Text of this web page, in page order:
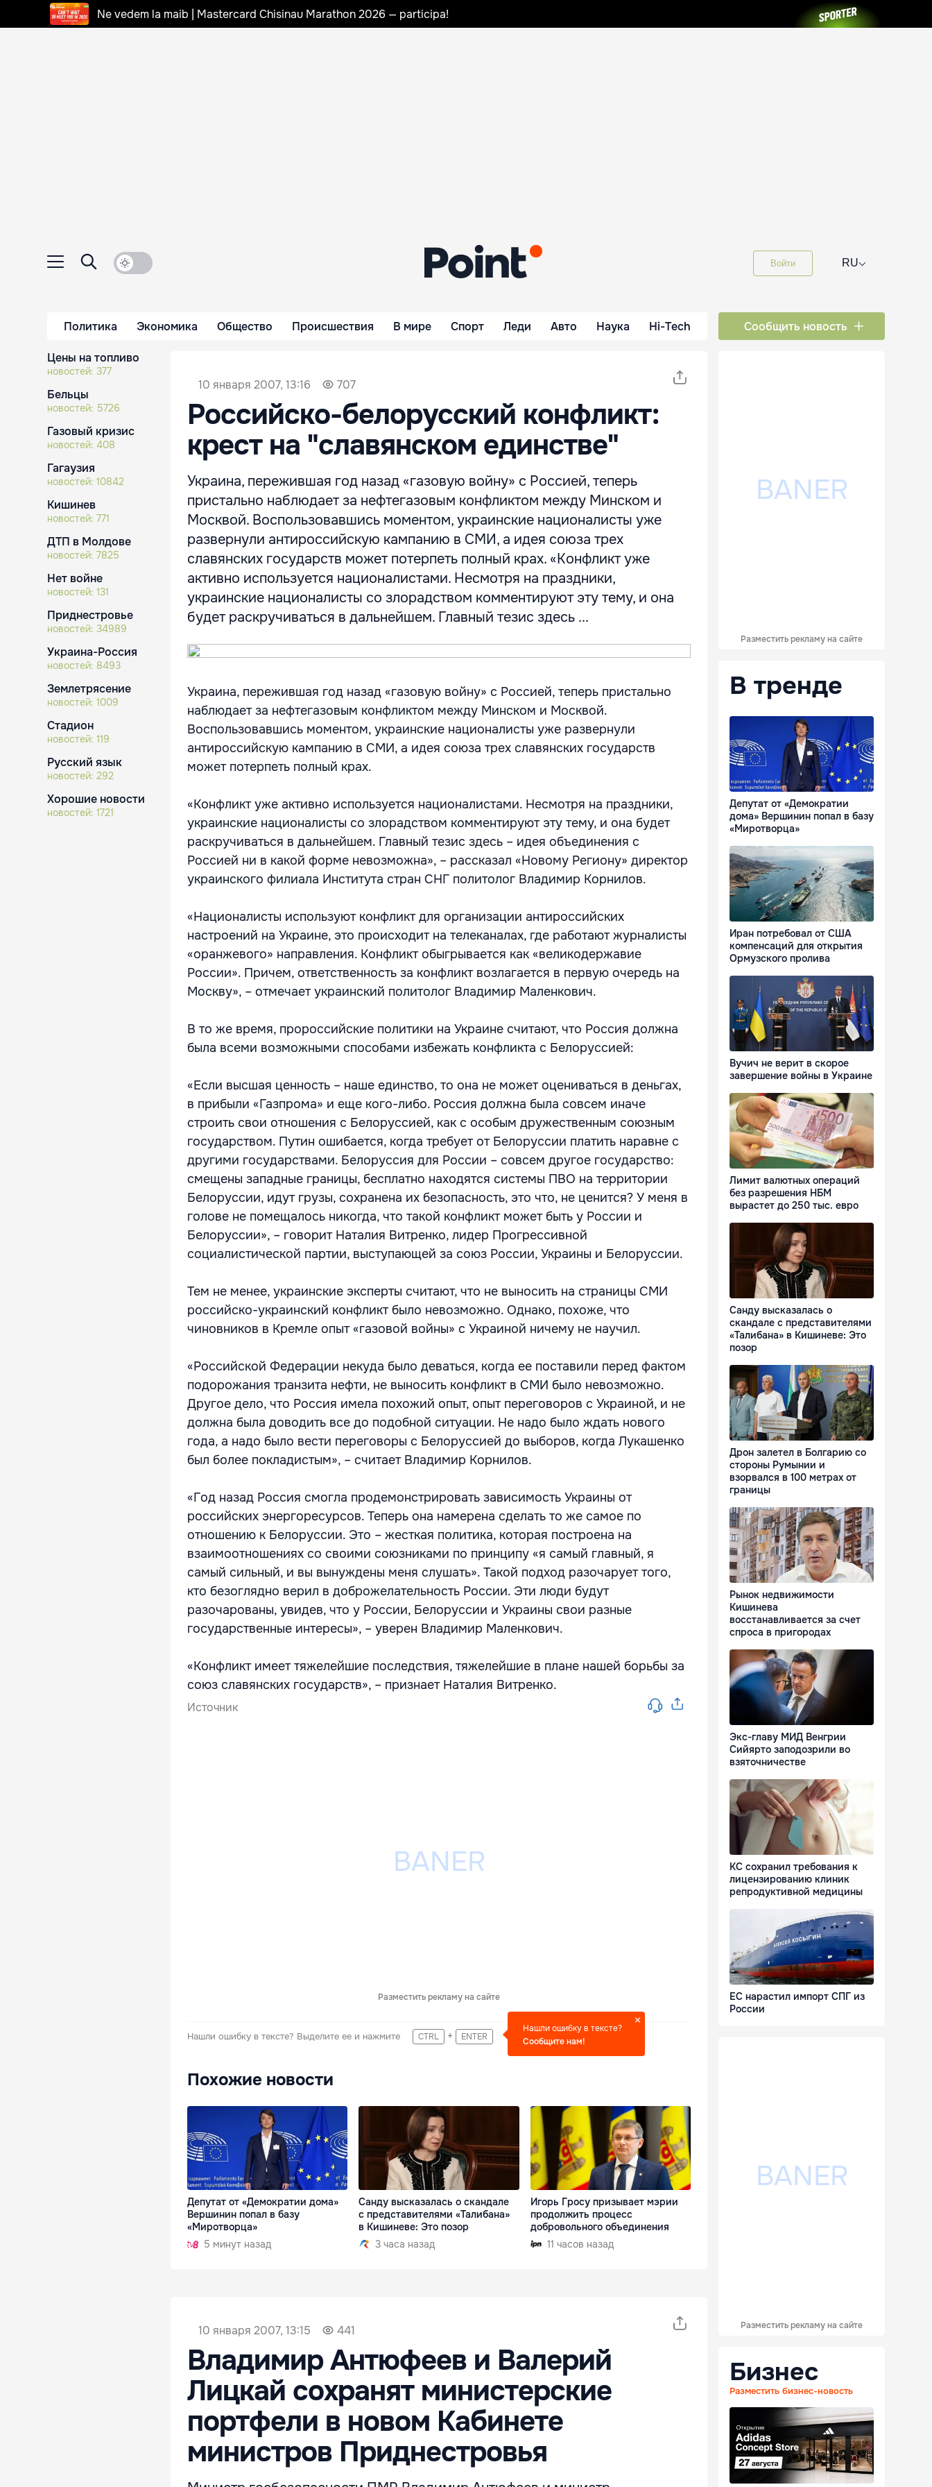
Ne vedem la maib | Mastercard Chisinau Marathon 2026 — participa!
Войти RU⌵
Политика Экономика Общество Происшествия В мире Спорт Леди Авто Наука Hi-Tech Сообщить новость
Цены на топливо
новостей: 377
Бельцы
новостей: 5726
Газовый кризис
новостей: 408
Гагаузия
новостей: 10842
Кишинев
новостей: 771
ДТП в Молдове
новостей: 7825
Нет войне
новостей: 131
Приднестровье
новостей: 34989
Украина-Россия
новостей: 8493
Землетрясение
новостей: 1009
Стадион
новостей: 119
Русский язык
новостей: 292
Хорошие новости
новостей: 1721
10 января 2007, 13:16 707
Российско-белорусский конфликт:
крест на "славянском единстве"
Украина, пережившая год назад «газовую войну» с Россией, теперь
пристально наблюдает за нефтегазовым конфликтом между Минском и
Москвой. Воспользовавшись моментом, украинские националисты уже
развернули антироссийскую кампанию в СМИ, а идея союза трех
славянских государств может потерпеть полный крах. «Конфликт уже
активно используется националистами. Несмотря на праздники,
украинские националисты со злорадством комментируют эту тему, и она
будет раскручиваться в дальнейшем. Главный тезис здесь ...
Украина, пережившая год назад «газовую войну» с Россией, теперь пристально
наблюдает за нефтегазовым конфликтом между Минском и Москвой.
Воспользовавшись моментом, украинские националисты уже развернули
антироссийскую кампанию в СМИ, а идея союза трех славянских государств
может потерпеть полный крах.
«Конфликт уже активно используется националистами. Несмотря на праздники,
украинские националисты со злорадством комментируют эту тему, и она будет
раскручиваться в дальнейшем. Главный тезис здесь – идея объединения с
Россией ни в какой форме невозможна», – рассказал «Новому Региону» директор
украинского филиала Института стран СНГ политолог Владимир Корнилов.
«Националисты используют конфликт для организации антироссийских
настроений на Украине, это происходит на телеканалах, где работают журналисты
«оранжевого» направления. Конфликт обыгрывается как «великодержавие
России». Причем, ответственность за конфликт возлагается в первую очередь на
Москву», – отмечает украинский политолог Владимир Маленкович.
В то же время, пророссийские политики на Украине считают, что Россия должна
была всеми возможными способами избежать конфликта с Белоруссией:
«Если высшая ценность – наше единство, то она не может оцениваться в деньгах,
в прибыли «Газпрома» и еще кого-либо. Россия должна была совсем иначе
строить свои отношения с Белоруссией, как с особым дружественным союзным
государством. Путин ошибается, когда требует от Белоруссии платить наравне с
другими государствами. Белоруссия для России – совсем другое государство:
смещены западные границы, бесплатно находятся системы ПВО на территории
Белоруссии, идут грузы, сохранена их безопасность, это что, не ценится? У меня в
голове не помещалось никогда, что такой конфликт может быть у России и
Белоруссии», – говорит Наталия Витренко, лидер Прогрессивной
социалистической партии, выступающей за союз России, Украины и Белоруссии.
Тем не менее, украинские эксперты считают, что не выносить на страницы СМИ
российско-украинский конфликт было невозможно. Однако, похоже, что
чиновников в Кремле опыт «газовой войны» с Украиной ничему не научил.
«Российской Федерации некуда было деваться, когда ее поставили перед фактом
подорожания транзита нефти, не выносить конфликт в СМИ было невозможно.
Другое дело, что Россия имела похожий опыт, опыт переговоров с Украиной, и не
должна была доводить все до подобной ситуации. Не надо было ждать нового
года, а надо было вести переговоры с Белоруссией до выборов, когда Лукашенко
был более покладистым», – считает Владимир Корнилов.
«Год назад Россия смогла продемонстрировать зависимость Украины от
российских энергоресурсов. Теперь она намерена сделать то же самое по
отношению к Белоруссии. Это – жесткая политика, которая построена на
взаимоотношениях со своими союзниками по принципу «я самый главный, я
самый сильный, и вы вынуждены меня слушать». Такой подход разочарует того,
кто безоглядно верил в доброжелательность России. Эти люди будут
разочарованы, увидев, что у России, Белоруссии и Украины свои разные
государственные интересы», – уверен Владимир Маленкович.
«Конфликт имеет тяжелейшие последствия, тяжелейшие в плане нашей борьбы за
союз славянских государств», – признает Наталия Витренко.
Источник
Разместить рекламу на сайте
Нашли ошибку в тексте? Выделите ее и нажмите CTRL + ENTER
Нашли ошибку в тексте?
Сообщите нам!
Похожие новости
Депутат от «Демократии дома»
Вершинин попал в базу
«Миротворца»
5 минут назад
Санду высказалась о скандале
с представителями «Талибана»
в Кишиневе: Это позор
3 часа назад
Игорь Гросу призывает мэрии
продолжить процесс
добровольного объединения
11 часов назад
10 января 2007, 13:15 441
Владимир Антюфеев и Валерий
Лицкай сохранят министерские
портфели в новом Кабинете
министров Приднестровья
Разместить рекламу на сайте
В тренде
Депутат от «Демократии
дома» Вершинин попал в базу
«Миротворца»
Иран потребовал от США
компенсаций для открытия
Ормузского пролива
Вучич не верит в скорое
завершение войны в Украине
Лимит валютных операций
без разрешения НБМ
вырастет до 250 тыс. евро
Санду высказалась о
скандале с представителями
«Талибана» в Кишиневе: Это
позор
Дрон залетел в Болгарию со
стороны Румынии и
взорвался в 100 метрах от
границы
Рынок недвижимости
Кишинева
восстанавливается за счет
спроса в пригородах
Экс-главу МИД Венгрии
Сийярто заподозрили во
взяточничестве
КС сохранил требования к
лицензированию клиник
репродуктивной медицины
ЕС нарастил импорт СПГ из
России
Разместить рекламу на сайте
Бизнес
Разместить бизнес-новость